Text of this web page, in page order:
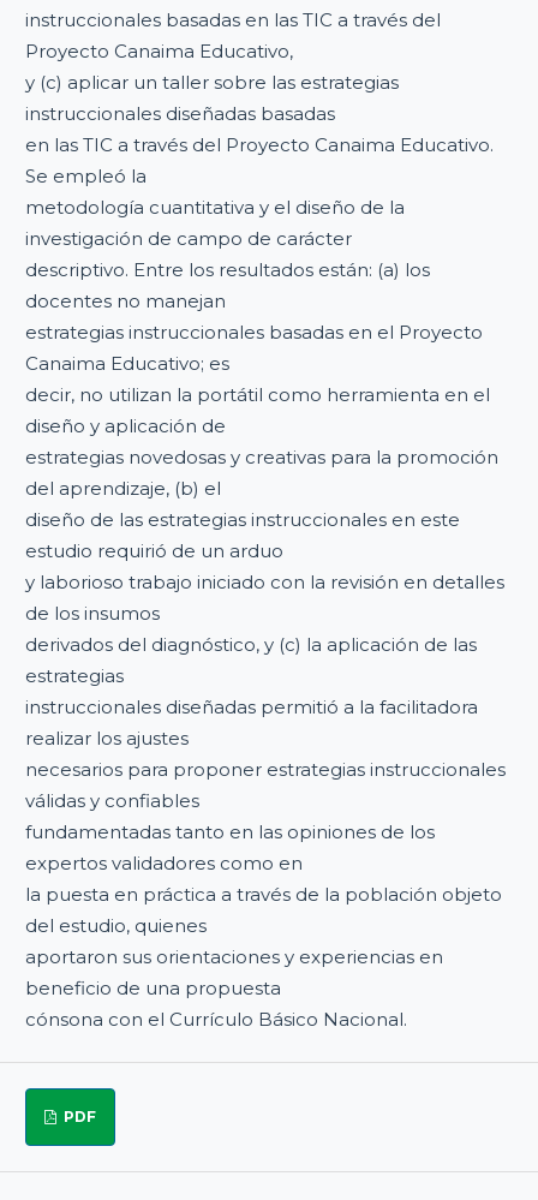
instruccionales basadas en las TIC a través del
Proyecto Canaima Educativo,
y (c) aplicar un taller sobre las estrategias
instruccionales diseñadas basadas
en las TIC a través del Proyecto Canaima Educativo.
Se empleó la
metodología cuantitativa y el diseño de la
investigación de campo de carácter
descriptivo. Entre los resultados están: (a) los
docentes no manejan
estrategias instruccionales basadas en el Proyecto
Canaima Educativo; es
decir, no utilizan la portátil como herramienta en el
diseño y aplicación de
estrategias novedosas y creativas para la promoción
del aprendizaje, (b) el
diseño de las estrategias instruccionales en este
estudio requirió de un arduo
y laborioso trabajo iniciado con la revisión en detalles
de los insumos
derivados del diagnóstico, y (c) la aplicación de las
estrategias
instruccionales diseñadas permitió a la facilitadora
realizar los ajustes
necesarios para proponer estrategias instruccionales
válidas y confiables
fundamentadas tanto en las opiniones de los
expertos validadores como en
la puesta en práctica a través de la población objeto
del estudio, quienes
aportaron sus orientaciones y experiencias en
beneficio de una propuesta
cónsona con el Currículo Básico Nacional.
PDF